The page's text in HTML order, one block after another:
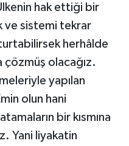
hak ettiği bir
ve sistemi tekrar
herhâlde
çözmüş olacağız.
yapılan
olun hani
bir kısmına
Yani liyakatin